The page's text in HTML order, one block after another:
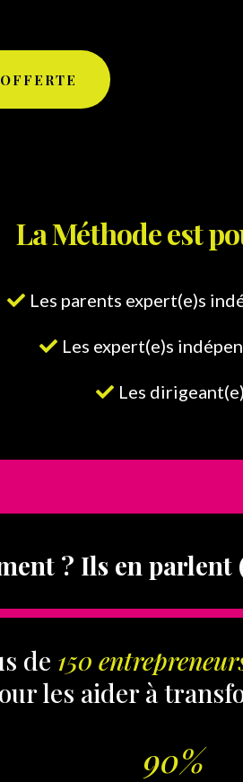
La Méthode est
Les parents expert(e)s
Les expert(e)s
Les
? Ils en
de 150
les aider à
90%